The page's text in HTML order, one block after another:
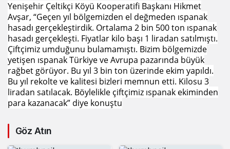
Yenişehir Çeltikçi Köyü Kooperatifi Başkanı Hikmet
Avşar, “Geçen yıl bölgemizden el değmeden ıspanak
hasadı gerçekleştirdik. Ortalama 2 bin 500 ton ıspanak
hasadı gerçekleşti. Fiyatlar kilo başı 1 liradan satılmıştı.
Çiftçimiz umduğunu bulamamıştı. Bizim bölgemizde
yetişen ıspanak Türkiye ve Avrupa pazarında büyük
rağbet görüyor. Bu yıl 3 bin ton üzerinde ekim yapıldı.
Bu yıl rekolte ve kalitesi bizleri memnun etti. Kilosu 3
liradan satılacak. Böylelikle çiftçimiz ıspanak ekiminden
para kazanacak” diye konuştu
Göz Atın